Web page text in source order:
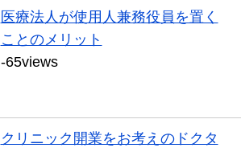
医療法人が使用人兼務役員を置く
ことのメリット
-65views
クリニック開業をお考えのドクタ